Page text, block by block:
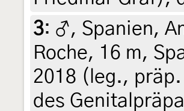
3: ♂, Spanien,
Roche, 16 m,
2018 (leg.,
des